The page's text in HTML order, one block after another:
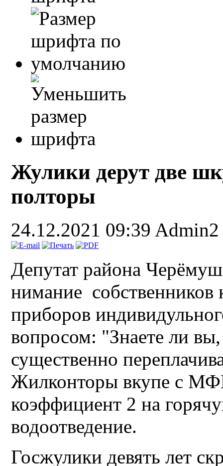
Жулики дерут две
полторы
24.12.2021 09:39 Admin2
Депутат района
нимание собственников
приборов
вопросом: "Знаете ли
существенно
Жилконторы вкупе с
коэффициент 2 на
водоотведение.
Госжулики девять лет